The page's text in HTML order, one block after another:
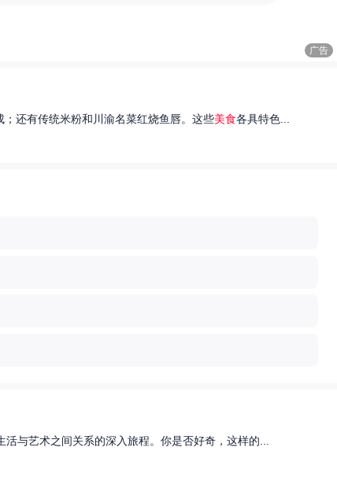
广告
还有传统米粉和川渝名菜红烧鱼唇。这些美食各具特色...
与艺术之间关系的深入旅程。你是否好奇，这样的...